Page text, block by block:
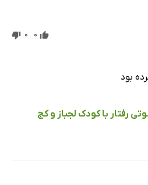
0
0
بود
رفتار با کودک لجباز و کج